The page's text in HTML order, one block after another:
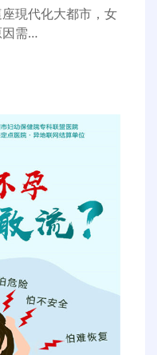
現代化大都市，女
因需…